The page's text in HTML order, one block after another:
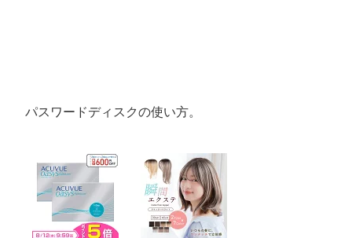
パスワードディスクの使い方。